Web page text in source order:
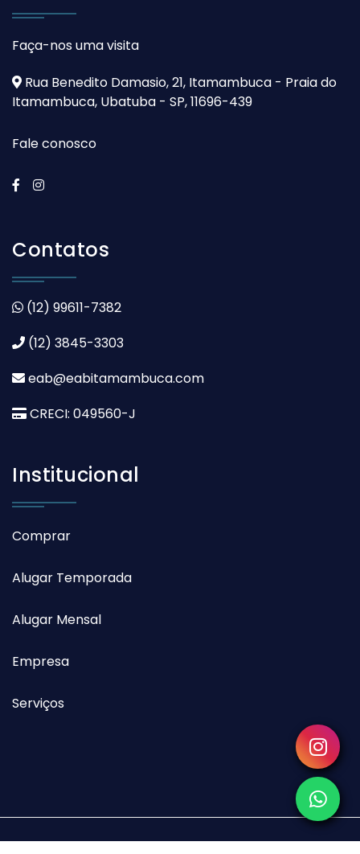
Faça-nos uma visita
Rua Benedito Damasio, 21, Itamambuca - Praia do
Itamambuca, Ubatuba - SP, 11696-439
Fale conosco
Contatos
(12) 99611-7382
(12) 3845-3303
eab@eabitamambuca.com
CRECI: 049560-J
Institucional
Comprar
Alugar Temporada
Alugar Mensal
Empresa
Serviços